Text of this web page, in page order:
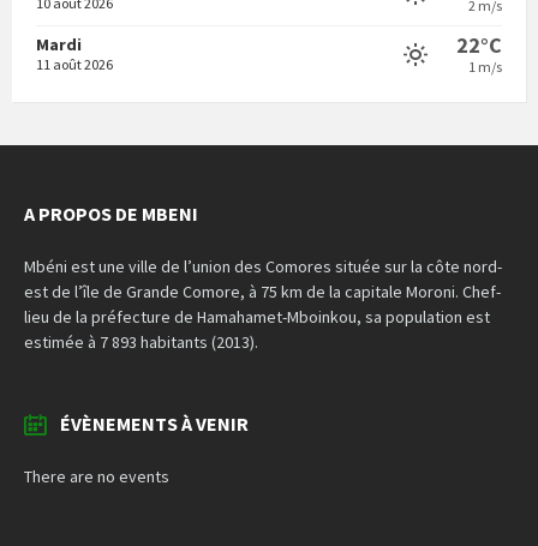
2 m/s
Mardi
11 août 2026
22°C
1 m/s
A PROPOS DE MBENI
Mbéni est une ville de l’union des Comores située sur la côte nord-
est de l’île de Grande Comore, à 75 km de la capitale Moroni. Chef-
lieu de la préfecture de Hamahamet-Mboinkou, sa population est
estimée à 7 893 habitants (2013).
ÉVÈNEMENTS À VENIR
There are no events